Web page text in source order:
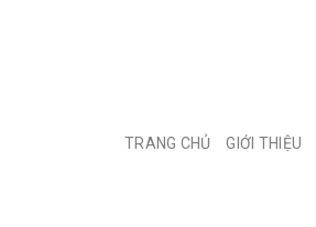
TRANG CHỦ GIỚI THIỆU